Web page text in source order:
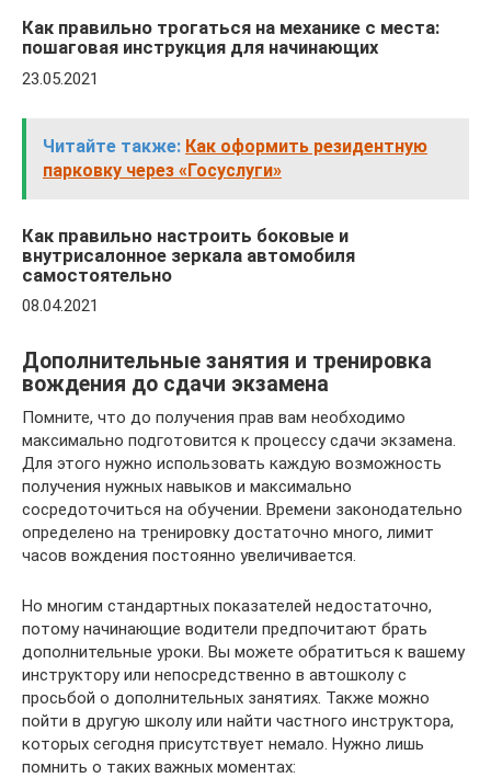
Как правильно трогаться на механике с места:
пошаговая инструкция для начинающих
23.05.2021
Читайте также: Как оформить резидентную
парковку через «Госуслуги»
Как правильно настроить боковые и
внутрисалонное зеркала автомобиля
самостоятельно
08.04.2021
Дополнительные занятия и тренировка
вождения до сдачи экзамена
Помните, что до получения прав вам необходимо
максимально подготовится к процессу сдачи экзамена.
Для этого нужно использовать каждую возможность
получения нужных навыков и максимально
сосредоточиться на обучении. Времени законодательно
определено на тренировку достаточно много, лимит
часов вождения постоянно увеличивается.
Но многим стандартных показателей недостаточно,
потому начинающие водители предпочитают брать
дополнительные уроки. Вы можете обратиться к вашему
инструктору или непосредственно в автошколу с
просьбой о дополнительных занятиях. Также можно
пойти в другую школу или найти частного инструктора,
которых сегодня присутствует немало. Нужно лишь
помнить о таких важных моментах: